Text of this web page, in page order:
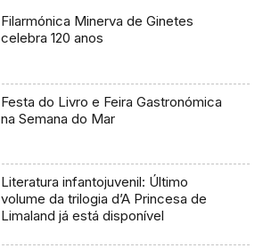
Filarmónica Minerva de Ginetes
celebra 120 anos
Festa do Livro e Feira Gastronómica
na Semana do Mar
Literatura infantojuvenil: Último
volume da trilogia d’A Princesa de
Limaland já está disponível